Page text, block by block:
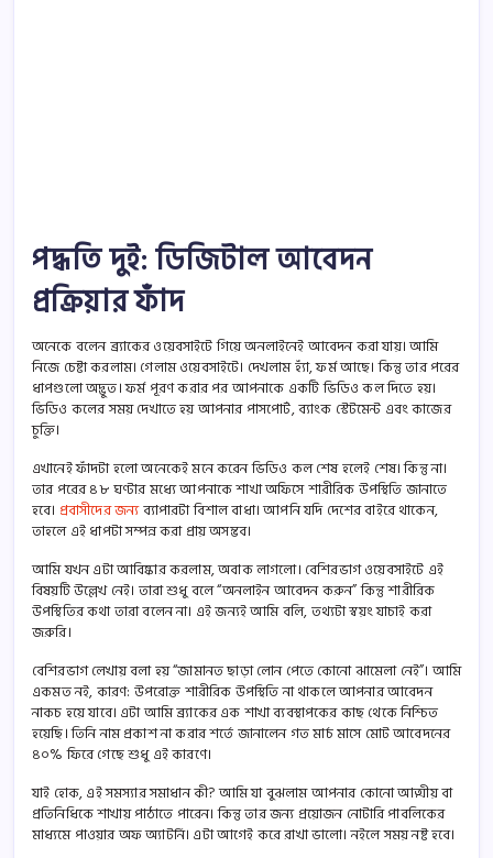
পদ্ধতি দুই: ডিজিটাল আবেদন
প্রক্রিয়ার ফাঁদ
অনেকে বলেন ব্র্যাকের ওয়েবসাইটে গিয়ে অনলাইনেই আবেদন করা যায়। আমি
নিজে চেষ্টা করলাম। গেলাম ওয়েবসাইটে। দেখলাম হ্যাঁ, ফর্ম আছে। কিন্তু তার পরের
ধাপগুলো অদ্ভুত। ফর্ম পূরণ করার পর আপনাকে একটি ভিডিও কল দিতে হয়।
ভিডিও কলের সময় দেখাতে হয় আপনার পাসপোর্ট, ব্যাংক স্টেটমেন্ট এবং কাজের
চুক্তি।
এখানেই ফাঁদটা হলো অনেকেই মনে করেন ভিডিও কল শেষ হলেই শেষ। কিন্তু না।
তার পরের ৪৮ ঘণ্টার মধ্যে আপনাকে শাখা অফিসে শারীরিক উপস্থিতি জানাতে
হবে। প্রবাসীদের জন্যব্যাপারটা বিশাল বাধা। আপনি যদি দেশের বাইরে থাকেন,
তাহলে এই ধাপটা সম্পন্ন করা প্রায় অসম্ভব।
আমি যখন এটা আবিষ্কার করলাম, অবাক লাগলো। বেশিরভাগ ওয়েবসাইটে এই
বিষয়টি উল্লেখ নেই। তারা শুধু বলে “অনলাইন আবেদন করুন” কিন্তু শারীরিক
উপস্থিতির কথা তারা বলেন না। এই জন্যই আমি বলি, তথ্যটা স্বয়ং যাচাই করা
জরুরি।
বেশিরভাগ লেখায় বলা হয় “জামানত ছাড়া লোন পেতে কোনো ঝামেলা নেই”। আমি
একমত নই, কারণ: উপরোক্ত শারীরিক উপস্থিতি না থাকলে আপনার আবেদন
নাকচ হয়ে যাবে। এটা আমি ব্র্যাকের এক শাখা ব্যবস্থাপকের কাছ থেকে নিশ্চিত
হয়েছি। তিনি নাম প্রকাশ না করার শর্তে জানালেন গত মার্চ মাসে মোট আবেদনের
৪০% ফিরে গেছে শুধু এই কারণে।
যাই হোক, এই সমস্যার সমাধান কী? আমি যা বুঝলাম আপনার কোনো আত্মীয় বা
প্রতিনিধিকে শাখায় পাঠাতে পারেন। কিন্তু তার জন্য প্রয়োজন নোটারি পাবলিকের
মাধ্যমে পাওয়ার অফ অ্যাটর্নি। এটা আগেই করে রাখা ভালো। নইলে সময় নষ্ট হবে।